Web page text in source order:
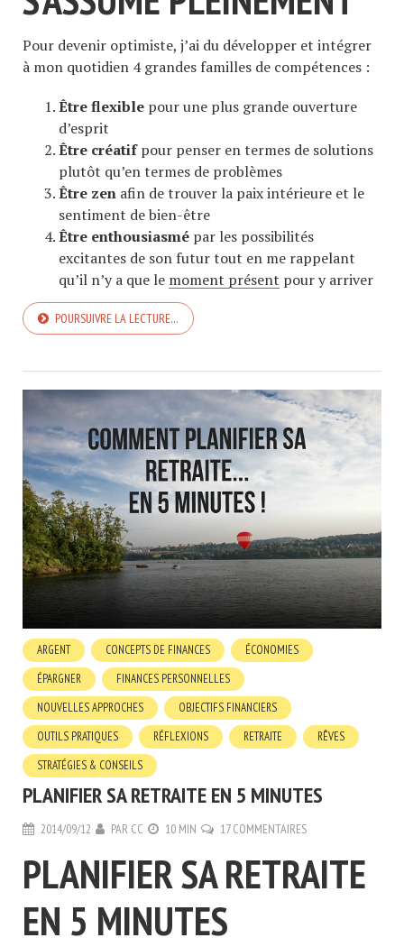
Pour devenir optimiste, j’ai du développer et intégrer
à mon quotidien 4 grandes familles de compétences :
Être flexible pour une plus grande ouverture
d’esprit
Être créatifpour penser en termes de solutions
plutôt qu’en termes de problèmes
Être zen afin de trouver la paix intérieure et le
sentiment de bien-être
Être enthousiasmé par les possibilités
excitantes de son futur tout en me rappelant
qu’il n’y a que le moment présent pour y arriver
POURSUIVRE LA LECTURE…
ARGENT CONCEPTS DE FINANCES
ÉCONOMIES
ÉPARGNER
FINANCES PERSONNELLES
NOUVELLES APPROCHES
OBJECTIFS FINANCIERS
OUTILS PRATIQUES
RÉFLEXIONS RETRAITE
RÊVES
STRATÉGIES & CONSEILS
PLANIFIER SA RETRAITE EN 5 MINUTES
2014/09/12 PAR CC 10 MIN 17 COMMENTAIRES
PLANIFIER SA RETRAITE
EN 5 MINUTES